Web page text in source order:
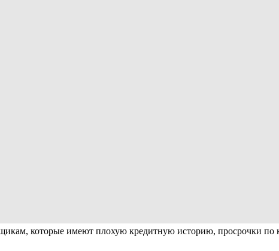
которые имеют плохую кредитную историю, просрочки по